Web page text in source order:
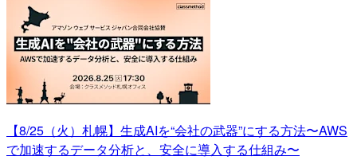
【8/25（火）札幌】生成AIを“会社の武器”にする方法〜AWS
で加速するデータ分析と、安全に導入する仕組み〜